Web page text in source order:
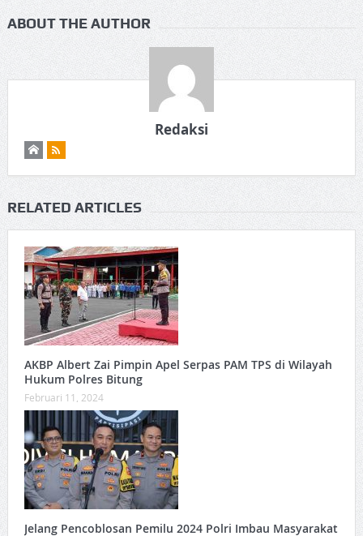
ABOUT THE AUTHOR
Redaksi
RELATED ARTICLES
AKBP Albert Zai Pimpin Apel Serpas PAM TPS di Wilayah
Hukum Polres Bitung
Februari 11, 2024
Jelang Pencoblosan Pemilu 2024 Polri Imbau Masyarakat